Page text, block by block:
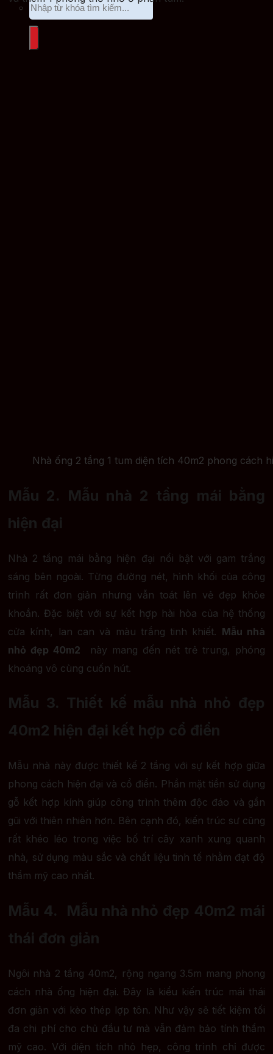
Nhà ống 2 tầng 1 tum diện tích 40m2 phong cách
Mẫu 2. Mẫu nhà 2 tầng mái bằng
hiện đại
Nhà 2 tầng mái bằng hiện đại nổi bật với gam trắng
sáng bên ngoài. Từng đường nét, hình khối của công
trình rất đơn giản nhưng vẫn toát lên vẻ đẹp khỏe
khoắn. Đặc biệt với sự kết hợp hài hòa của hệ thống
cửa kính, lan can và màu trắng tinh khiết. Mẫu nhà
nhỏ đẹp 40m2 này mang đến nét trẻ trung, phóng
khoáng vô cùng cuốn hút.
Mẫu 3. Thiết kế mẫu nhà nhỏ đẹp
40m2 hiện đại kết hợp cổ điển
Mẫu nhà này được thiết kế 2 tầng với sự kết hợp giữa
phong cách hiện đại và cổ điển. Phần mặt tiền sử dụng
gỗ kết hợp kính giúp công trình thêm độc đáo và gần
gũi với thiên nhiên hơn. Bên cạnh đó, kiến trúc sư cũng
rất khéo léo trong việc bố trí cây xanh xung quanh
nhà, sử dụng màu sắc và chất liệu tinh tế nhằm đạt độ
thẩm mỹ cao nhất.
Mẫu 4. Mẫu nhà nhỏ đẹp 40m2 mái
thái đơn giản
Ngôi nhà 2 tầng 40m2, rộng ngang 3.5m mang phong
cách nhà ống hiện đại. Đây là kiểu kiến trúc mái thái
đơn giản với kèo thép lợp tôn. Như vậy sẽ tiết kiệm tối
đa chi phí cho chủ đầu tư mà vẫn đảm bảo tính thẩm
mỹ cao. Với diện tích nhỏ hẹp, công trình chỉ được